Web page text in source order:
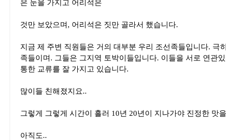
은 눈을 가지고 어리석은
것만 보았으며, 어리석은 짓만 골라서 했습니다.
지금 제 주변 직원들은 거의 대부분 우리 조선족들입니다. 극
족들이며. 그들은 그지역 토박이들입니다. 이들을 서로 연관
통한 교류를 잘 가지고 있습니다.
많이들 친해졌지요..
그렇게 그렇게 시간이 흘러 10년 20년이 지나가야 진정한 맛
아직도..